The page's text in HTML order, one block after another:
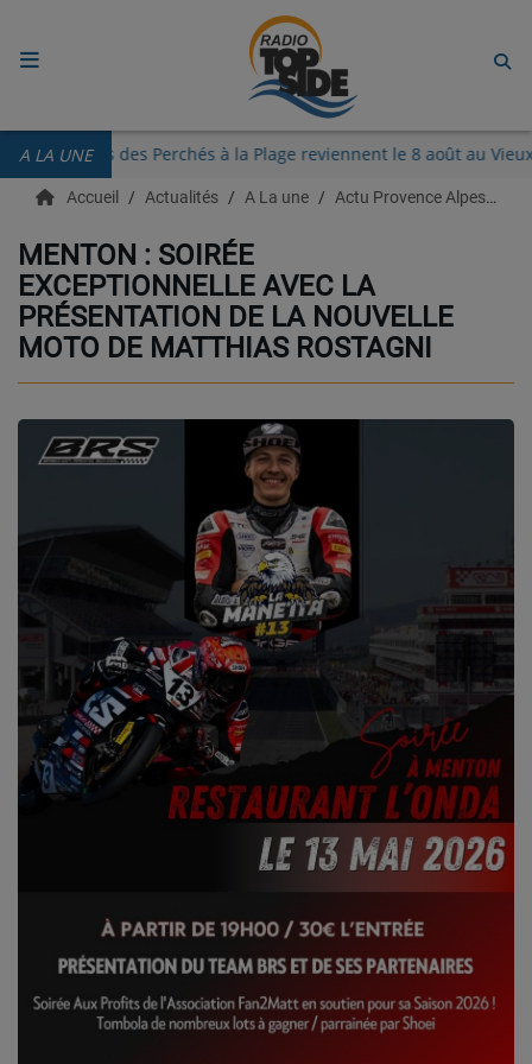
A LA UNE
Les Guinguettes des Perchés à la Plage reviennent le 8 août au
RADIO
ECOUTER
RECHERCHE DE TITRES
TÉLÉCHARGER L'APPLICATION.
EMISSIONS
LIVE DJ
CONTACT
Team Building Radio
INFO
CÔTE D'AZUR
EVÉNEMENTS
CIRCULATION EN TEMPS RÉEL
Accueil Actualités A La une Actu Provence Alpes Côte d'azur
MENTON : SOIRÉE
EXCEPTIONNELLE AVEC LA
PRÉSENTATION DE LA NOUVELLE
MOTO DE MATTHIAS ROSTAGNI